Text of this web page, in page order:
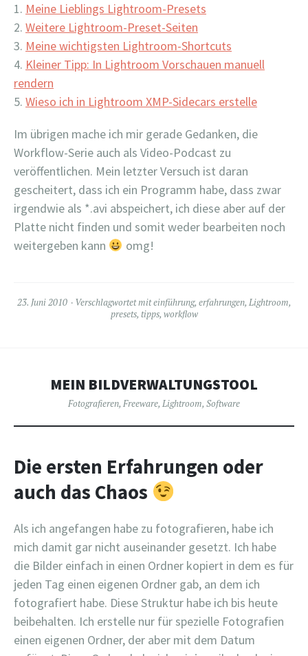
Meine Lieblings Lightroom-Presets
Weitere Lightroom-Preset-Seiten
Meine wichtigsten Lightroom-Shortcuts
Kleiner Tipp: In Lightroom Vorschauen manuell
rendern
Wieso ich in Lightroom XMP-Sidecars erstelle
Im übrigen mache ich mir gerade Gedanken, die
Workflow-Serie auch als Video-Podcast zu
veröffentlichen. Mein letzter Versuch ist daran
gescheitert, dass ich ein Programm habe, dass zwar
irgendwie als *.avi abspeichert, ich diese aber auf der
Platte nicht finden und somit weder bearbeiten noch
weitergeben kann
omg!
23. Juni 2010 Verschlagwortet miteinführung, erfahrungen, Lightroom,
presets, tipps, workflow
MEIN BILDVERWALTUNGSTOOL
Fotografieren, Freeware, Lightroom, Software
Die ersten Erfahrungen oder
auch das Chaos
Als ich angefangen habe zu fotografieren, habe ich
mich damit gar nicht auseinander gesetzt. Ich habe
die Bilder einfach in einen Ordner kopiert in dem es für
jeden Tag einen eigenen Ordner gab, an dem ich
fotografiert habe. Diese Struktur habe ich bis heute
beibehalten. Ich erstelle nur für spezielle Fotografien
einen eigenen Ordner, der aber mit dem Datum